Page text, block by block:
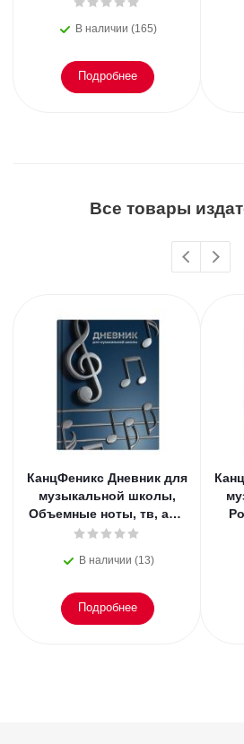
В наличии (165)
Подробнее
Все товары
КанцФеникс Дневник для
музыкальной школы,
Объемные ноты, тв, арт.
72683
В наличии (13)
Подробнее